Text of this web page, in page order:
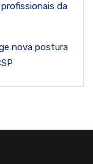
da
nova postura